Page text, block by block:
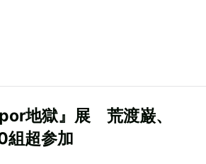
地獄』展 荒渡巌、
超参加